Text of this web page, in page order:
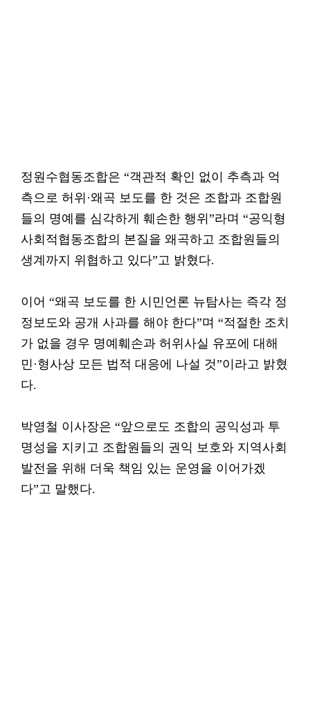
정원수협동조합은 “객관적 확인 없이 추측과 억
측으로 허위·왜곡 보도를 한 것은 조합과 조합원
들의 명예를 심각하게 훼손한 행위”라며 “공익형
사회적협동조합의 본질을 왜곡하고 조합원들의
생계까지 위협하고 있다”고 밝혔다.
이어 “왜곡 보도를 한 시민언론 뉴탐사는 즉각 정
정보도와 공개 사과를 해야 한다”며 “적절한 조치
가 없을 경우 명예훼손과 허위사실 유포에 대해
민·형사상 모든 법적 대응에 나설 것”이라고 밝혔
다.
박영철 이사장은 “앞으로도 조합의 공익성과 투
명성을 지키고 조합원들의 권익 보호와 지역사회
발전을 위해 더욱 책임 있는 운영을 이어가겠
다”고 말했다.